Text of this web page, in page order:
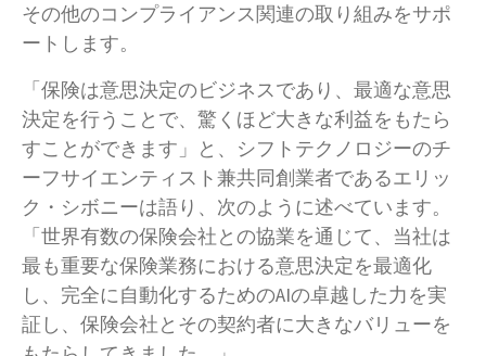
その他のコンプライアンス関連の取り組みをサポ
ートします。
「保険は意思決定のビジネスであり、最適な意思
決定を行うことで、驚くほど大きな利益をもたら
すことができます」と、シフトテクノロジーのチ
ーフサイエンティスト兼共同創業者であるエリッ
ク・シボニーは語り、次のように述べています。
「世界有数の保険会社との協業を通じて、当社は
最も重要な保険業務における意思決定を最適化
し、完全に自動化するためのAIの卓越した力を実
証し、保険会社とその契約者に大きなバリューを